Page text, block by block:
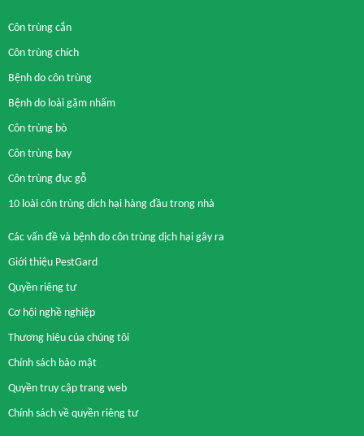
Côn trùng cắn
Côn trùng chích
Bệnh do côn trùng
Bệnh do loài gặm nhấm
Côn trùng bò
Côn trùng bay
Côn trùng đục gỗ
10 loài côn trùng dịch hại hàng đầu trong nhà
Các vấn đề và bệnh do côn trùng dịch hại gây ra
Giới thiệu PestGard
Quyền riêng tư
Cơ hội nghề nghiệp
Thương hiệu của chúng tôi
Chính sách bảo mật
Quyền truy cập trang web
Chính sách về quyền riêng tư